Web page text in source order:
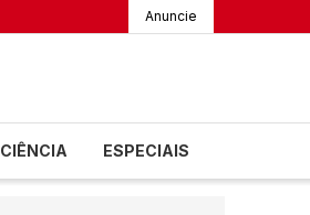
Anuncie
CIÊNCIA ESPECIAIS